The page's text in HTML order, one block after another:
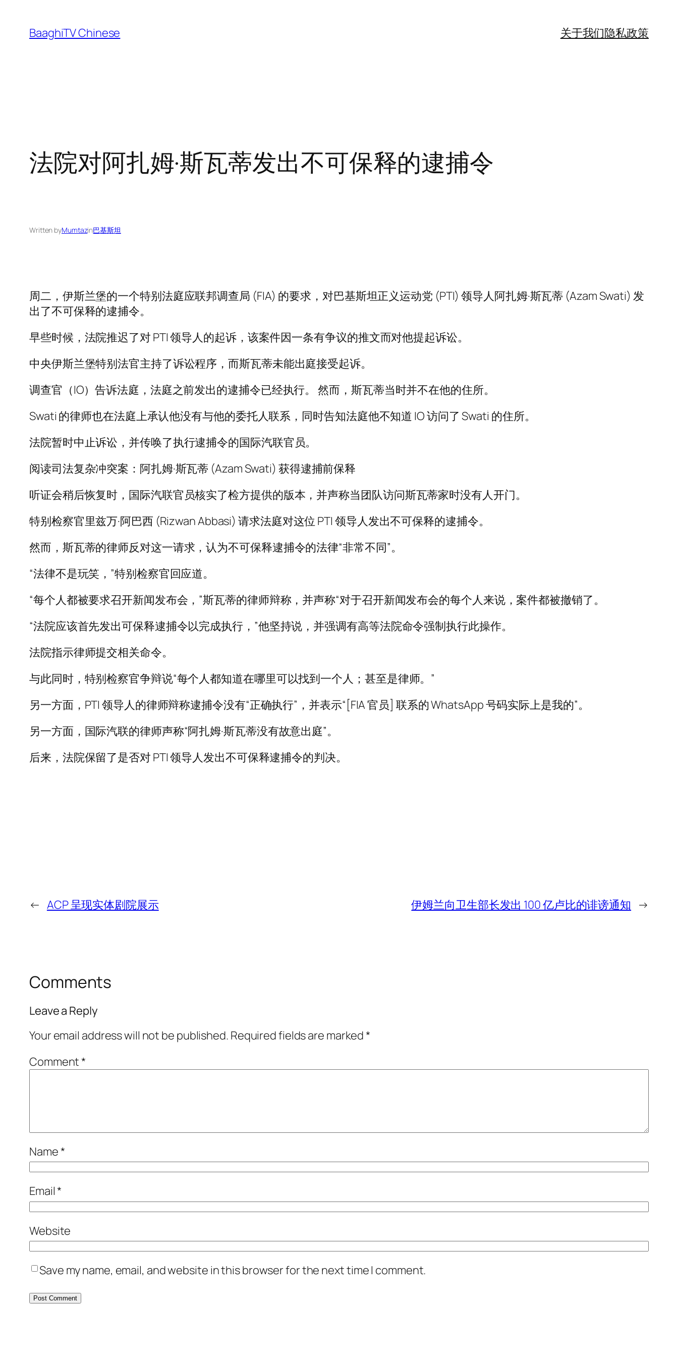
content
BaaghiTV Chinese 关于我们隐私政策
法院对阿扎姆·斯瓦蒂发出不可保释的逮捕令
Written byMumtazin巴基斯坦
周二，伊斯兰堡的一个特别法庭应联邦调查局 (FIA) 的要求，对巴基斯坦正义运动党 (PTI) 领导人阿扎姆·斯瓦蒂 (Azam Swati) 发
出了不可保释的逮捕令。
早些时候，法院推迟了对 PTI 领导人的起诉，该案件因一条有争议的推文而对他提起诉讼。
中央伊斯兰堡特别法官主持了诉讼程序，而斯瓦蒂未能出庭接受起诉。
调查官（IO）告诉法庭，法庭之前发出的逮捕令已经执行。 然而，斯瓦蒂当时并不在他的住所。
Swati 的律师也在法庭上承认他没有与他的委托人联系，同时告知法庭他不知道 IO 访问了 Swati 的住所。
法院暂时中止诉讼，并传唤了执行逮捕令的国际汽联官员。
阅读司法复杂冲突案：阿扎姆·斯瓦蒂 (Azam Swati) 获得逮捕前保释
听证会稍后恢复时，国际汽联官员核实了检方提供的版本，并声称当团队访问斯瓦蒂家时没有人开门。
特别检察官里兹万·阿巴西 (Rizwan Abbasi) 请求法庭对这位 PTI 领导人发出不可保释的逮捕令。
然而，斯瓦蒂的律师反对这一请求，认为不可保释逮捕令的法律“非常不同”。
“法律不是玩笑，”特别检察官回应道。
“每个人都被要求召开新闻发布会，”斯瓦蒂的律师辩称，并声称“对于召开新闻发布会的每个人来说，案件都被撤销了。
“法院应该首先发出可保释逮捕令以完成执行，”他坚持说，并强调有高等法院命令强制执行此操作。
法院指示律师提交相关命令。
与此同时，特别检察官争辩说“每个人都知道在哪里可以找到一个人；甚至是律师。”
另一方面，PTI 领导人的律师辩称逮捕令没有“正确执行”，并表示“[FIA 官员] 联系的 WhatsApp 号码实际上是我的”。
另一方面，国际汽联的律师声称“阿扎姆·斯瓦蒂没有故意出庭”。
后来，法院保留了是否对 PTI 领导人发出不可保释逮捕令的判决。
← ACP 呈现实体剧院展示 伊姆兰向卫生部长发出 100 亿卢比的诽谤通知 →
Comments
Leave a Reply
Your email address will not be published. Required fields are marked*
Comment*
Name*
Email*
Website
Save my name, email, and website in this browser for the next time I comment.